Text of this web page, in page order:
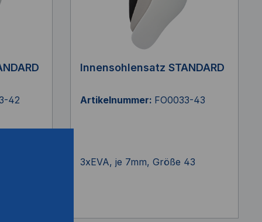
42
Innensohlensatz STANDARD
Artikelnummer: FO0033-43
3xEVA, je 7mm, Größe 43